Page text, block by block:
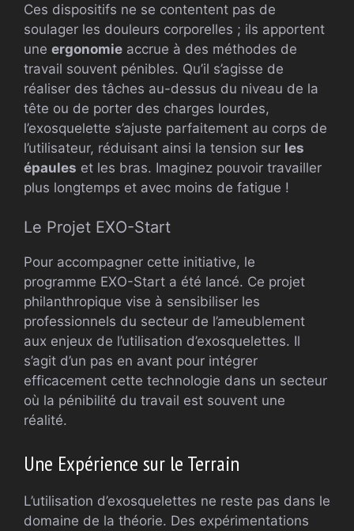
Ces dispositifs ne se contentent pas de
soulager les douleurs corporelles ; ils apportent
une ergonomie accrue à des méthodes de
travail souvent pénibles. Qu’il s’agisse de
réaliser des tâches au-dessus du niveau de la
tête ou de porter des charges lourdes,
l’exosquelette s’ajuste parfaitement au corps de
l’utilisateur, réduisant ainsi la tension sur les
épaules et les bras. Imaginez pouvoir travailler
plus longtemps et avec moins de fatigue !
Le Projet EXO-Start
Pour accompagner cette initiative, le
programme EXO-Start a été lancé. Ce projet
philanthropique vise à sensibiliser les
professionnels du secteur de l’ameublement
aux enjeux de l’utilisation d’exosquelettes. Il
s’agit d’un pas en avant pour intégrer
efficacement cette technologie dans un secteur
où la pénibilité du travail est souvent une
réalité.
Une Expérience sur le Terrain
L’utilisation d’exosquelettes ne reste pas dans le
domaine de la théorie. Des expérimentations